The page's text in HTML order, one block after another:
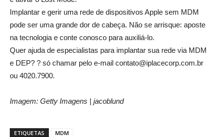
Implantar e gerir uma rede de dispositivos Apple sem MDM
pode ser uma grande dor de cabeça. Não se arrisque: aposte
na tecnologia e conte conosco para auxiliá-lo.
Quer ajuda de especialistas para implantar sua rede via MDM
e DEP? ? só chamar pelo e-mail contato@iplacecorp.com.br
ou 4020.7900.
Imagem: Getty Imagens | jacoblund
ETIQUETAS MDM